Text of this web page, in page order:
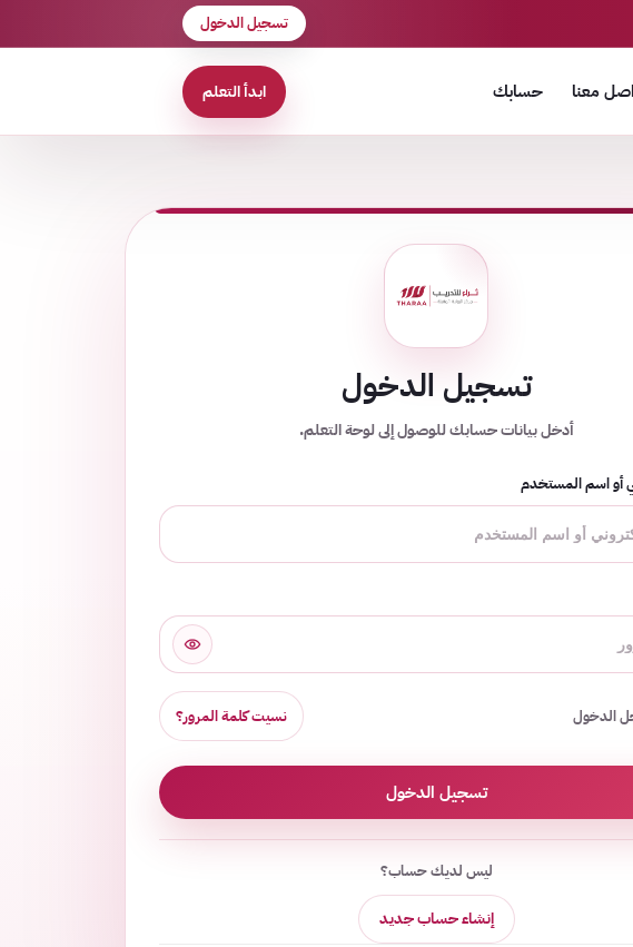
تسجيل الدخول
معنا حسابك ابدأ التعلم
تسجيل الدخول
أدخل بيانات حسابك للوصول إلى لوحة التعلم.
أو اسم المستخدم
الدخول نسيت كلمة المرور؟
تسجيل الدخول
ليس لديك حساب؟
إنشاء حساب جديد